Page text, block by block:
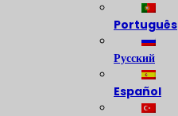
Português
Русский
Español